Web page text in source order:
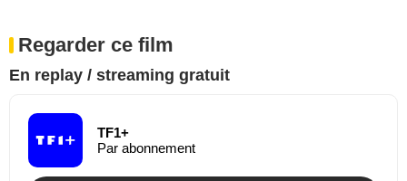
Regarder ce film
En replay / streaming gratuit
TF1+
Par abonnement